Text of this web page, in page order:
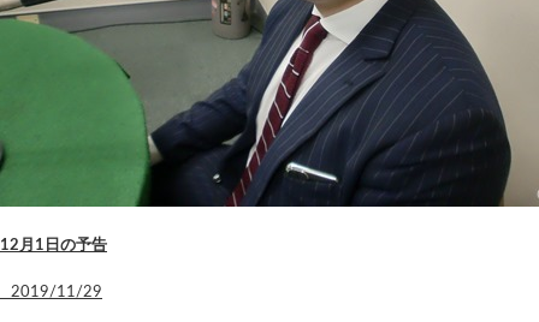
12月1日の予告
2019/11/29